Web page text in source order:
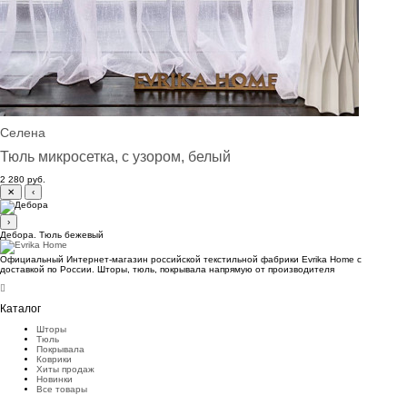
Селена
Тюль микросетка, с узором, белый
2 280 руб.
✕
‹
›
Дебора. Тюль бежевый
Официальный Интернет-магазин российской текстильной фабрики Evrika Home c
доставкой по России. Шторы, тюль, покрывала напрямую от производителя
Каталог
Шторы
Тюль
Покрывала
Коврики
Хиты продаж
Новинки
Все товары